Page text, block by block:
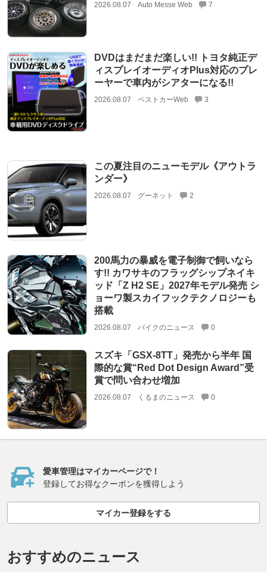
2026.08.07 Auto Messe Web 7
DVDはまだまだ楽しい!! トヨタ純正デ
ィスプレイオーディオPlus対応のプレ
ーヤーで車内がシアターになる!!
2026.08.07 ベストカーWeb 3
この夏注目のニューモデル《アウトラ
ンダー》
2026.08.07 グーネット 2
200馬力の暴威を電子制御で飼いなら
す!! カワサキのフラッグシップネイキ
ッド「Z H2 SE」2027年モデル発売 シ
ョーワ製スカイフックテクノロジーも
搭載
2026.08.07 バイクのニュース 0
スズキ「GSX-8TT」発売から半年 国
際的な賞“Red Dot Design Award”受
賞で問い合わせ増加
2026.08.07 くるまのニュース 0
愛車管理はマイカーページで！
登録してお得なクーポンを獲得しよう
マイカー登録をする
おすすめのニュース